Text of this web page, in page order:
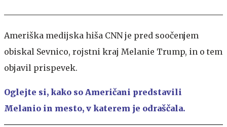
Ameriška medijska hiša CNN je pred soočenjem
obiskal Sevnico, rojstni kraj Melanie Trump, in o tem
objavil prispevek.
Oglejte si, kako so Američani predstavili
Melanio in mesto, v katerem je odraščala.